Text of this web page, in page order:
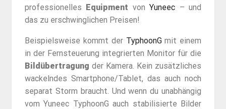
professionelles Equipment vonYuneec – und
das zu erschwinglichen Preisen!
Beispielsweise kommt der TyphoonGmit einem
in der Fernsteuerung integrierten Monitor für die
Bildübertragung der Kamera. Kein zusätzliches
wackelndes Smartphone/Tablet, das auch noch
separat Storm braucht. Und wenn du unabhängig
vom Yuneec TyphoonG auch stabilisierte Bilder